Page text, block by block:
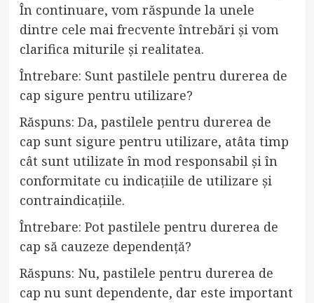
În continuare, vom răspunde la unele
dintre cele mai frecvente întrebări și vom
clarifica miturile și realitatea.
Întrebare: Sunt pastilele pentru durerea de
cap sigure pentru utilizare?
Răspuns: Da, pastilele pentru durerea de
cap sunt sigure pentru utilizare, atâta timp
cât sunt utilizate în mod responsabil și în
conformitate cu indicațiile de utilizare și
contraindicațiile.
Întrebare: Pot pastilele pentru durerea de
cap să cauzeze dependență?
Răspuns: Nu, pastilele pentru durerea de
cap nu sunt dependente, dar este important